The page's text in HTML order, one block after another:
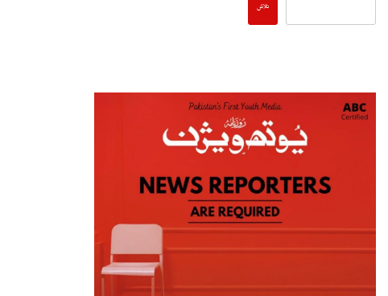
پاکستان میں پیٹرول مہنگا کیوں؟
تلاش